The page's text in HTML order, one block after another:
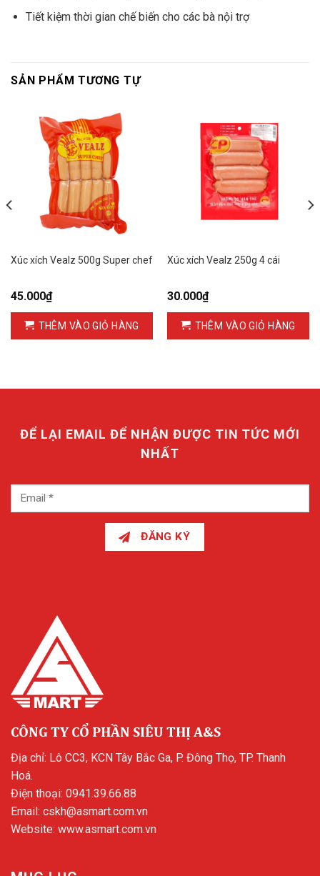
Tiết kiệm thời gian chế biến cho các bà nội trợ
SẢN PHẨM TƯƠNG TỰ
Xúc xích Vealz 500g Super chef
45.000₫
THÊM VÀO GIỎ HÀNG
Xúc xích Vealz 250g 4 cái
30.000₫
THÊM VÀO GIỎ HÀNG
ĐỂ LẠI EMAIL ĐỂ NHẬN ĐƯỢC TIN TỨC MỚI
NHẤT
ĐĂNG KÝ
CÔNG TY CỔ PHẦN SIÊU THỊ A&S
Địa chỉ: Lô CC3, KCN Tây Bắc Ga, P. Đông Thọ, TP. Thanh
Hoá.
Điện thoại: 0941.39.66.88
Email: cskh@asmart.com.vn
Website: www.asmart.com.vn